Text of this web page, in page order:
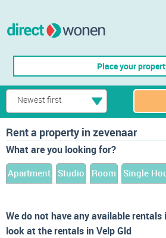
Place your
Newest first
Rent a property in zevenaar
What are you looking for?
Apartment Studio Room Single
We do not have any available rentals
look at the rentals in Velp Gld